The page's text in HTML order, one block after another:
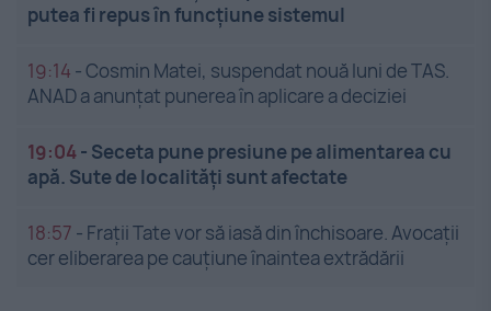
putea fi repus în funcțiune sistemul
19:14 -Cosmin Matei, suspendat nouă luni de TAS.
ANAD a anunțat punerea în aplicare a deciziei
19:04- Seceta pune presiune pe alimentarea cu
apă. Sute de localități sunt afectate
18:57 - Frații Tate vor să iasă din închisoare. Avocații
cer eliberarea pe cauțiune înaintea extrădării